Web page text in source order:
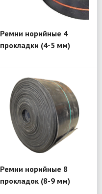
Ремни норийные 4
прокладки (4-5 мм)
Ремни норийные 8
прокладок (8-9 мм)